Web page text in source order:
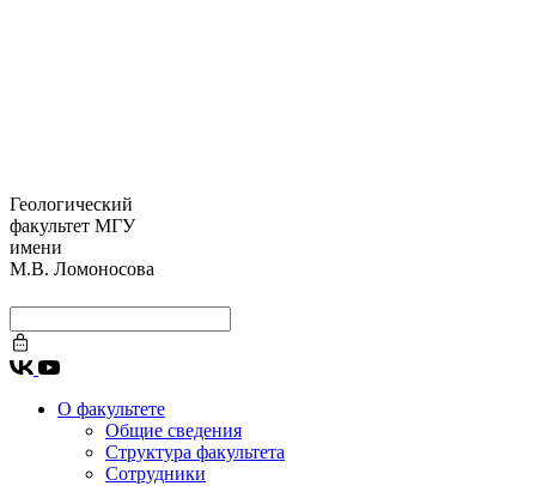
Геологический
факультет МГУ
имени
М.В. Ломоносова
О факультете
Общие сведения
Структура факультета
Сотрудники